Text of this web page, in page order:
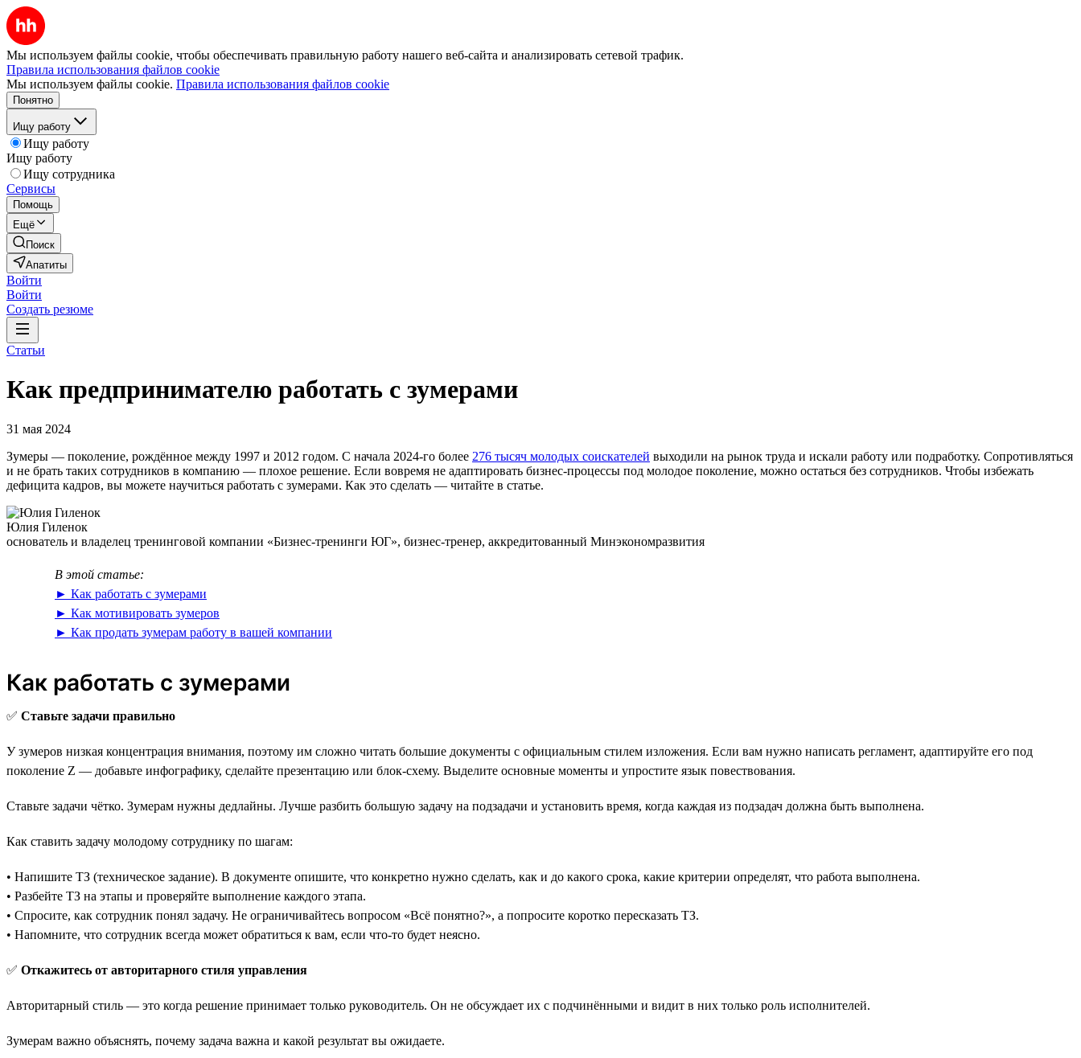
Мы используем файлы cookie, чтобы обеспечивать правильную работу нашего веб-сайта и анализировать сетевой трафик.
Правила использования файлов cookie
Мы используем файлы cookie. Правила использования файлов cookie
Понятно
Ищу работу
Ищу работу
Ищу работу
Ищу сотрудника
Сервисы
Помощь
Ещё
Поиск
Апатиты
Войти
Войти
Создать резюме
Статьи
Как предпринимателю работать с зумерами
31 мая 2024
Зумеры — поколение, рождённое между 1997 и 2012 годом. С начала 2024-го более 276 тысяч молодых соискателей выходили на рынок труда и искали работу или подработку. Сопротивляться
и не брать таких сотрудников в компанию — плохое решение. Если вовремя не адаптировать бизнес-процессы под молодое поколение, можно остаться без сотрудников. Чтобы избежать
дефицита кадров, вы можете научиться работать с зумерами. Как это сделать — читайте в статье.
Юлия Гиленок
основатель и владелец тренинговой компании «Бизнес-тренинги ЮГ», бизнес-тренер, аккредитованный Минэкономразвития
В этой статье:
► Как работать с зумерами
► Как мотивировать зумеров
► Как продать зумерам работу в вашей компании
Как работать с зумерами
✅ Ставьте задачи правильно
У зумеров низкая концентрация внимания, поэтому им сложно читать большие документы с официальным стилем изложения. Если вам нужно написать регламент, адаптируйте его под
поколение Z — добавьте инфографику, сделайте презентацию или блок-схему. Выделите основные моменты и упростите язык повествования.
Ставьте задачи чётко. Зумерам нужны дедлайны. Лучше разбить большую задачу на подзадачи и установить время, когда каждая из подзадач должна быть выполнена.
Как ставить задачу молодому сотруднику по шагам:
• Напишите ТЗ (техническое задание). В документе опишите, что конкретно нужно сделать, как и до какого срока, какие критерии определят, что работа выполнена.
• Разбейте ТЗ на этапы и проверяйте выполнение каждого этапа.
• Спросите, как сотрудник понял задачу. Не ограничивайтесь вопросом «‎Всё понятно?», а попросите коротко пересказать ТЗ.
• Напомните, что сотрудник всегда может обратиться к вам, если что-то будет неясно.
✅ Откажитесь от авторитарного стиля управления
Авторитарный стиль — это когда решение принимает только руководитель. Он не обсуждает их с подчинёнными и видит в них только роль исполнителей.
Зумерам важно объяснять, почему задача важна и какой результат вы ожидаете.